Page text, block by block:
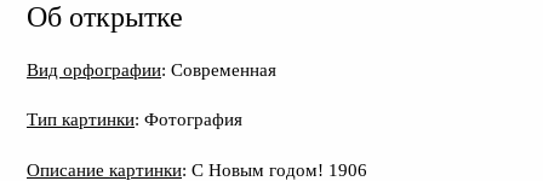
Об открытке
Вид орфографии: Современная
Тип картинки: Фотография
Описание картинки: С Новым годом! 1906